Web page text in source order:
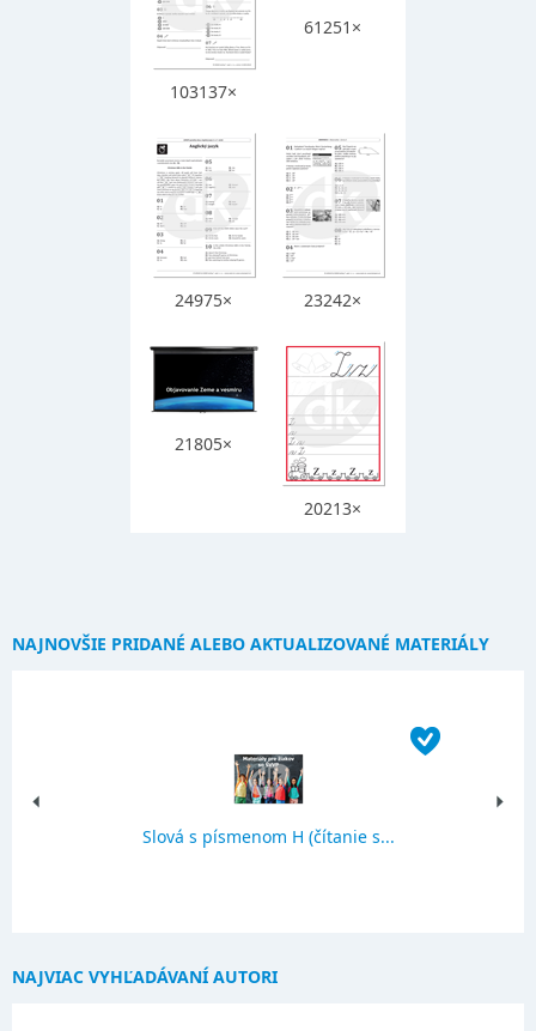
103137×
61251×
24975× 23242×
21805×
20213×
NAJNOVŠIE PRIDANÉ ALEBO AKTUALIZOVANÉ MATERIÁLY
Slová s písmenom H (čítanie s...
NAJVIAC VYHĽADÁVANÍ AUTORI